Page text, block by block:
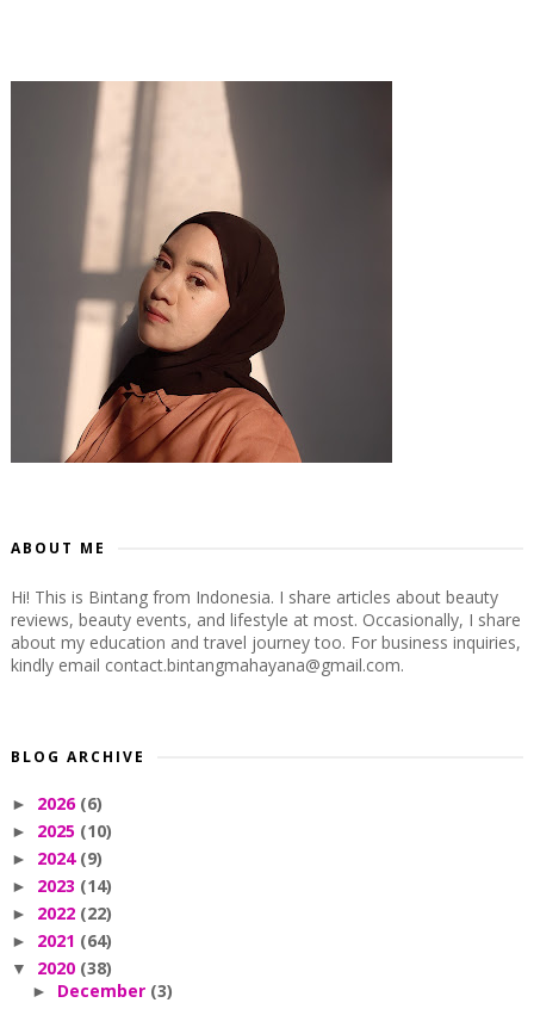
ABOUT ME
Hi! This is Bintang from Indonesia. I share articles about beauty
reviews, beauty events, and lifestyle at most. Occasionally, I share
about my education and travel journey too. For business inquiries,
kindly email contact.bintangmahayana@gmail.com.
BLOG ARCHIVE
► 2026 (6)
► 2025 (10)
► 2024 (9)
► 2023 (14)
► 2022 (22)
► 2021 (64)
▼ 2020 (38)
► December (3)